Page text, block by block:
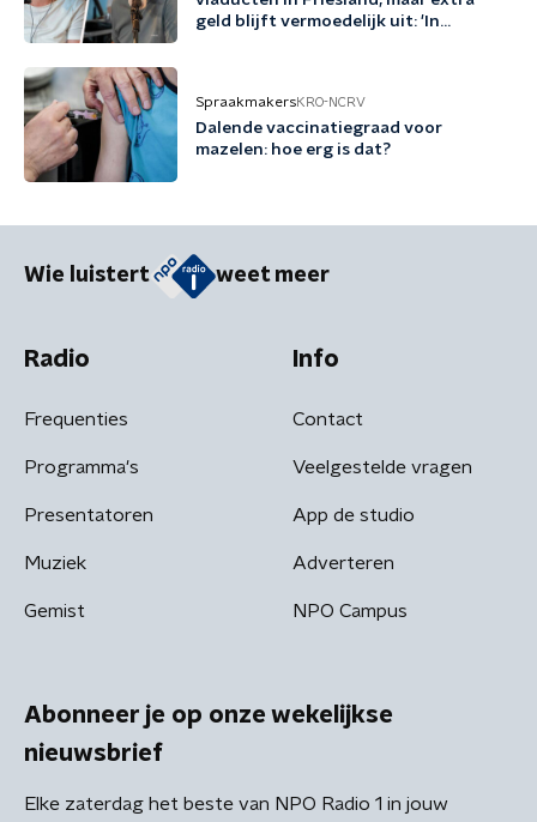
geld blijft vermoedelijk uit: 'In
SpraakmakersKRO-NCRV
Dalende vaccinatiegraad voor
mazelen: hoe erg is dat?
Wie luistert weet meer
Radio
Frequenties
Programma's
Presentatoren
Muziek
Gemist
Info
Contact
Veelgestelde vragen
App de studio
Adverteren
NPO Campus
Abonneer je op onze wekelijkse
nieuwsbrief
Elke zaterdag het beste van NPO Radio 1 in jouw